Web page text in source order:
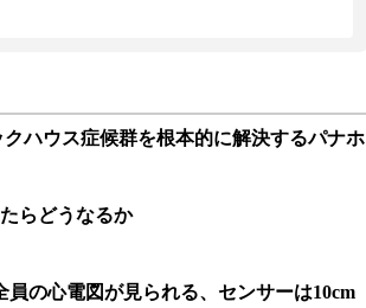
ハウス症候群を根本的に解決するパナホ
らどうなるか
の心電図が見られる、センサーは10cm